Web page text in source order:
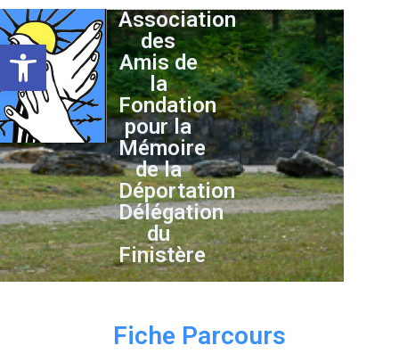
Ouvrir la barre d’outils
Association
des
Amis de
la
Fondation
pour la
Mémoire
de la
Déportation
Délégation
du
Finistère
Fiche Parcours